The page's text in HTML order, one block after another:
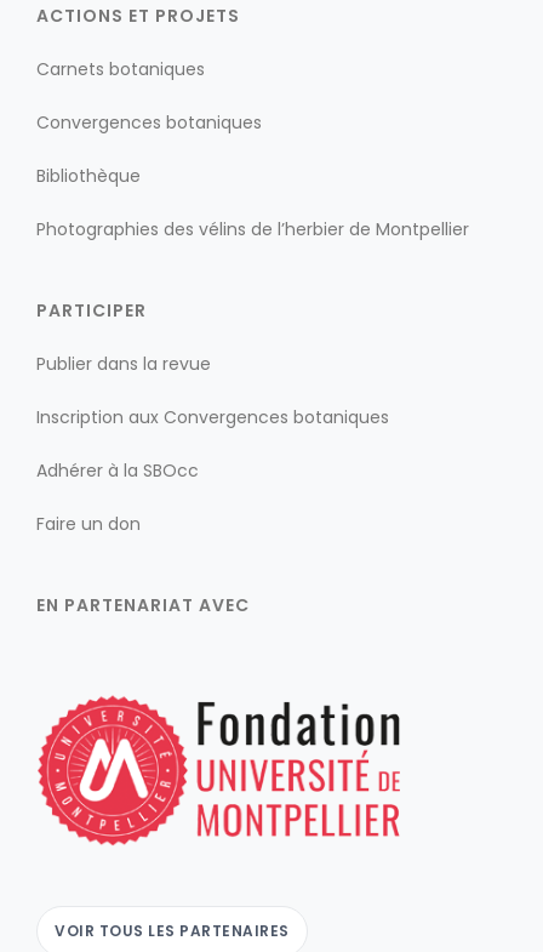
ACTIONS ET PROJETS
Carnets botaniques
Convergences botaniques
Bibliothèque
Photographies des vélins de l’herbier de Montpellier
PARTICIPER
Publier dans la revue
Inscription aux Convergences botaniques
Adhérer à la SBOcc
Faire un don
EN PARTENARIAT AVEC
VOIR TOUS LES PARTENAIRES